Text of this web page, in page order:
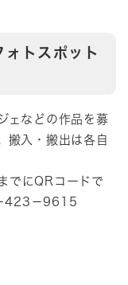
トスポット
ェなどの作品を募
搬入・搬出は各自
にQRコードで
423－9615